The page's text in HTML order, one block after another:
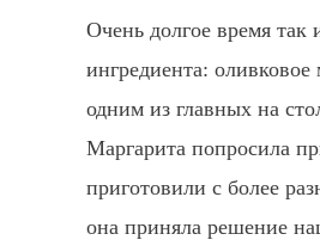
Очень долгое время так
ингредиента:
одним из главных на
Маргарита попросила
приготовили с более
она приняла решение